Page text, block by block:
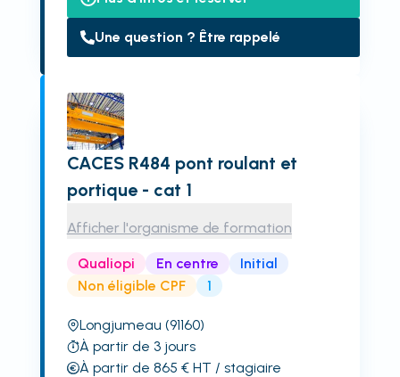
Une question ? Être rappelé
CACES R484 pont roulant et
portique - cat 1
Afficher l'organisme de formation
Qualiopi En centre
Initial
Non éligible CPF
1
Longjumeau (91160)
À partir de 3 jours
À partir de 865 € HT / stagiaire